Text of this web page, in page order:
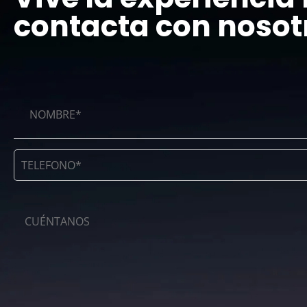
Blog
Contacto
contacta con